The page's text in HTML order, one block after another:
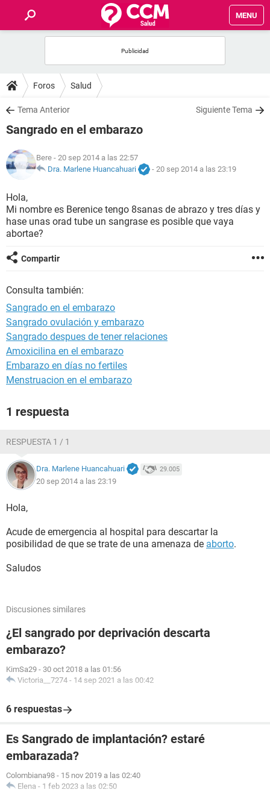
MENU
FOROS
SALUD
FAMILIA
NUTRICIÓN
BIENESTAR
SEXUALIDAD
GLOSARIO
Foros Salud
Tema Anterior Siguiente Tema
Sangrado en el embarazo
Bere - 20 sep 2014 a las 22:57
Dra. Marlene Huancahuari
- 20 sep 2014 a las 23:19
Hola,
Mi nombre es Berenice tengo 8sanas de abrazo y tres días y
hase unas orad tube un sangrase es posible que vaya
abortae?
Compartir
Consulta también:
Sangrado en el embarazo
Sangrado ovulación y embarazo
Sangrado despues de tener relaciones
Amoxicilina en el embarazo
Embarazo en días no fertiles
Menstruacion en el embarazo
1 respuesta
RESPUESTA 1 / 1
Dra. Marlene Huancahuari 29.005
20 sep 2014 a las 23:19
Hola,
Acude de emergencia al hospital para descartar la
posibilidad de que se trate de una amenaza de aborto.
Saludos
Discusiones similares
¿El sangrado por deprivación descarta
embarazo?
KimSa29 - 30 oct 2018 a las 01:56
Victoria__7274 - 14 sep 2021 a las 00:42
6 respuestas
Es Sangrado de implantación? estaré
embarazada?
Colombiana98 - 15 nov 2019 a las 02:40
Elena - 1 feb 2023 a las 02:50